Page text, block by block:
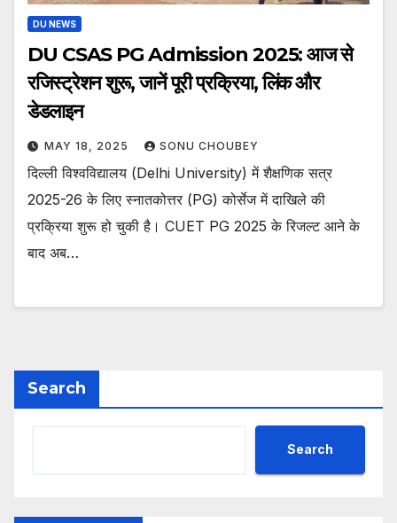
DU NEWS
DU CSAS PG Admission 2025: आज से
रजिस्ट्रेशन शुरू, जानें पूरी प्रक्रिया, लिंक और
डेडलाइन
MAY 18, 2025 SONU CHOUBEY
दिल्ली विश्वविद्यालय (Delhi University) में शैक्षणिक सत्र
2025-26 के लिए स्नातकोत्तर (PG) कोर्सेज में दाखिले की
प्रक्रिया शुरू हो चुकी है। CUET PG 2025 के रिजल्ट आने के
बाद अब…
Search
Search